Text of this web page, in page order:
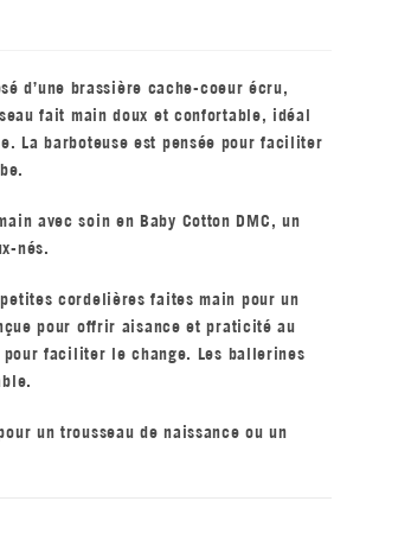
d’une brassière cache-coeur écru,
fait main doux et confortable, idéal
La barboteuse est pensée pour faciliter
avec soin en Baby Cotton DMC, un
nés.
cordelières faites main pour un
pour offrir aisance et praticité au
pour faciliter le change. Les ballerines
un trousseau de naissance ou un